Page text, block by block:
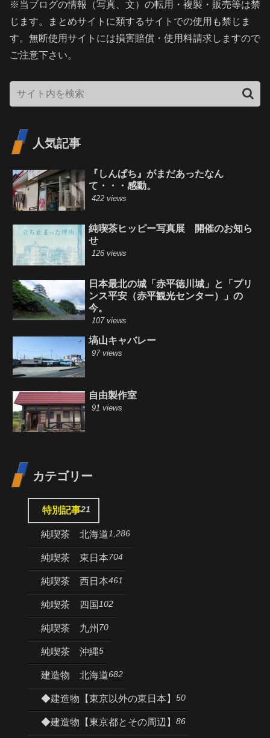
※当ブログの情報（写真、文）の転用・複製・販売等は禁
じます。まとめサイトに類するサイトでの使用も禁じま
す。無断使用サイトには損害賠償・使用料請求しますので
ご注意下さい。
人気記事
『しんぱち』がまだあったなん
て・・・感動。
422 views
純喫茶ヒッピー写真展 開催のお知ら
せ
126 views
日本最北の城「赤平徳川城」と「プリ
ンス平安（赤平観光センター）」の
今。
107 views
塙山キャバレー
97 views
自由製作室
91 views
カテゴリー
特別記事21
純喫茶 北海道1,286
純喫茶 東日本704
純喫茶 西日本461
純喫茶 四国 102
純喫茶 九州 70
純喫茶 沖縄5
建造物 北海道682
◆建造物【東京以外の東日本】 50
◆建造物【東京都とその周辺】 86